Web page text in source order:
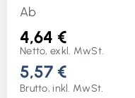
Ab
4,64 €
Netto, exkl. MwSt.
5,57 €
Brutto, inkl. MwSt.